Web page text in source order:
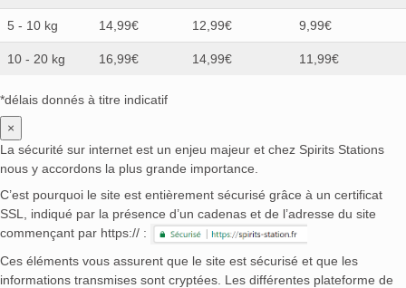
5 - 10 kg 14,99€ 12,99€ 9,99€
10 - 20 kg 16,99€ 14,99€ 11,99€
*délais donnés à titre indicatif
×
La sécurité sur internet est un enjeu majeur et chez Spirits Stations
nous y accordons la plus grande importance.
C’est pourquoi le site est entièrement sécurisé grâce à un certificat
SSL, indiqué par la présence d’un cadenas et de l’adresse du site
commençant par https:// :
Ces éléments vous assurent que le site est sécurisé et que les
informations transmises sont cryptées. Les différentes plateforme de